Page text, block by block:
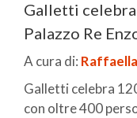
Galletti
Palazzo Re
A cura di:
Galletti celebra
con oltre 400